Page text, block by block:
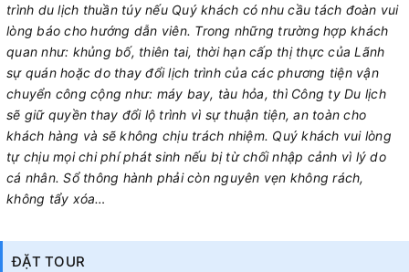
trình du lịch thuần túy nếu Quý khách có nhu cầu tách đoàn vui
lòng báo cho hướng dẫn viên. Trong những trường hợp khách
quan như: khủng bố, thiên tai, thời hạn cấp thị thực của Lãnh
sự quán hoặc do thay đổi lịch trình của các phương tiện vận
chuyển công cộng như: máy bay, tàu hỏa, thì Công ty Du lịch
sẽ giữ quyền thay đổi lộ trình vì sự thuận tiện, an toàn cho
khách hàng và sẽ không chịu trách nhiệm. Quý khách vui lòng
tự chịu mọi chi phí phát sinh nếu bị từ chối nhập cảnh vì lý do
cá nhân. Sổ thông hành phải còn nguyên vẹn không rách,
không tẩy xóa…
ĐẶT TOUR